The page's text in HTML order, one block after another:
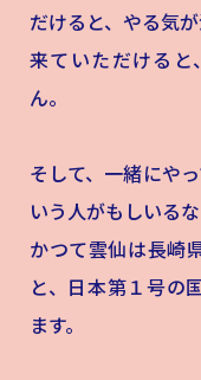
だけると、やる気が
来ていただける
ん。
そして、一緒にや
いう人がもしいる
かつて雲仙は長崎
と、日本第１号の
ます。